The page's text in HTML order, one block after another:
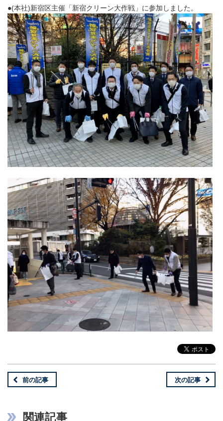
●(本社)新宿区主催「新宿クリーン大作戦」に参加しました。
前の記事 次の記事
関連記事